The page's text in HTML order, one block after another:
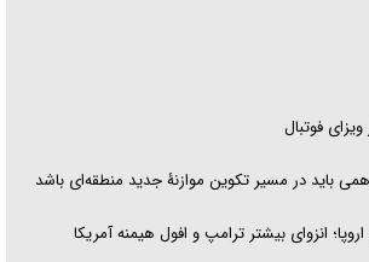
فوتبال
باید در مسیر تکوین موازنۀ جدید منطقه‌ای باشد
انزوای بیشتر ترامپ و افول هیمنه آمریکا